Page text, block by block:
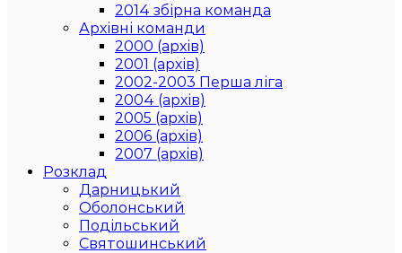
2014 збірна команда
Архівні команди
2000 (архів)
2001 (архів)
2002-2003 Перша ліга
2004 (архів)
2005 (архів)
2006 (архів)
2007 (архів)
Розклад
Дарницький
Оболонський
Подільський
Святошинський